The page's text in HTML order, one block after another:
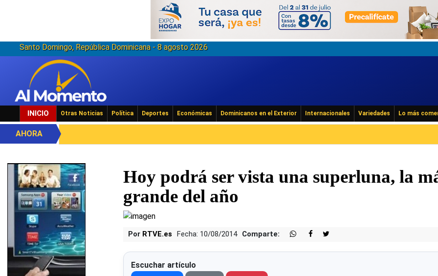
Santo Domingo, República Dominicana - 8 agosto 2026
INICIO Otras Noticias Política Deportes Económicas Dominicanos en el Exterior Internacionales Variedades Lo más
AHORA
Hoy podrá ser vista una superluna, la
grande del año
Por RTVE.es Fecha: 10/08/2014 Comparte:
Escuchar artículo